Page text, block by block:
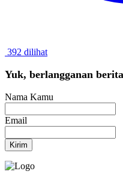
392 dilihat
Yuk, berlangganan
Nama Kamu
Email
Kirim